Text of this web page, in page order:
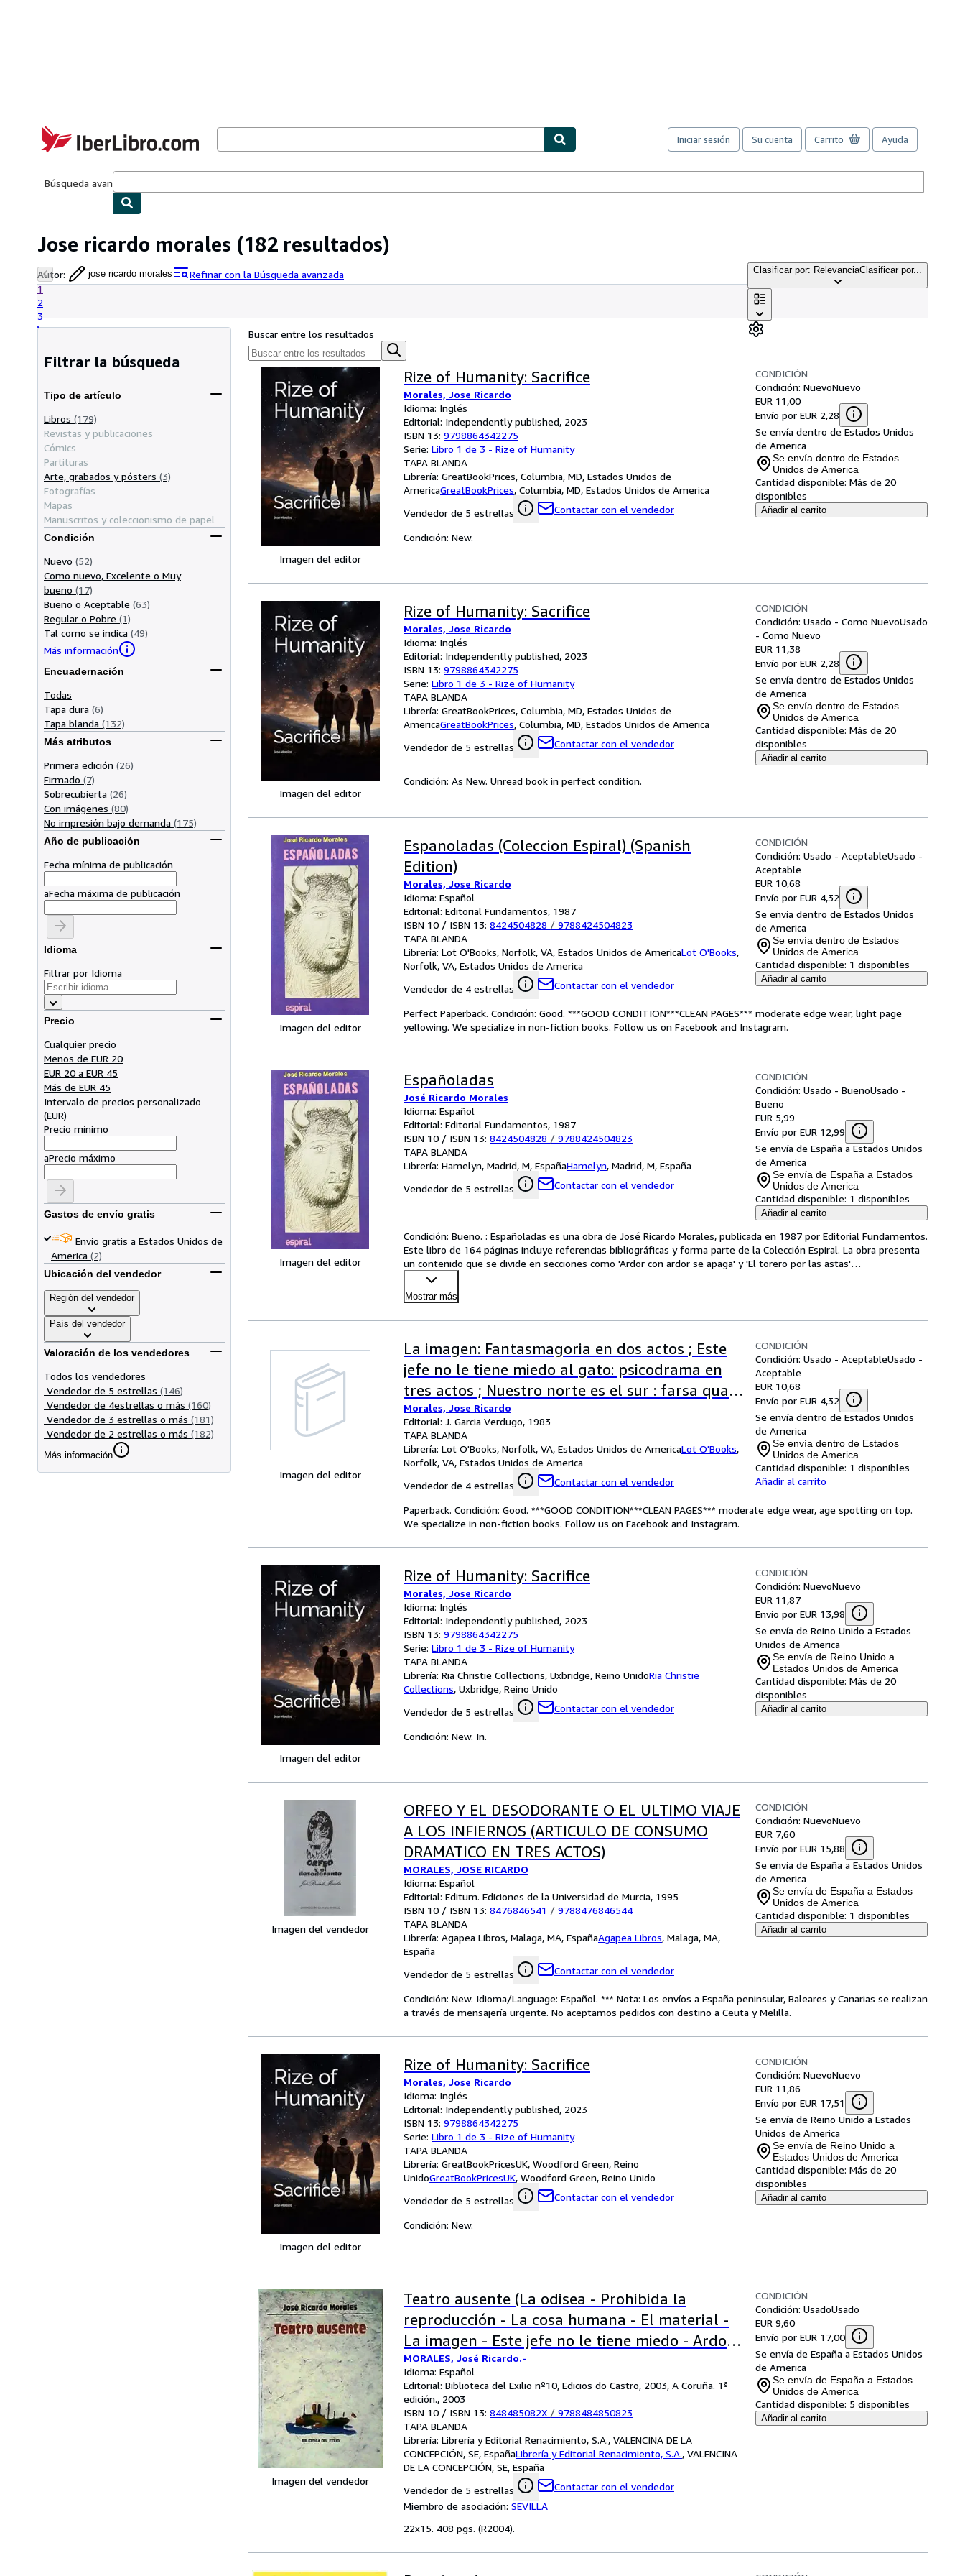
IberLibro.com
Iniciar sesión Su cuenta Carrito Ayuda
Búsqueda avanzada
Jose ricardo morales (182 resultados)
Autor: jose ricardo morales
Refinar con la Búsqueda avanzada
1
2
3
Clasificar por: RelevanciaClasificar por...
Filtrar la búsqueda
Tipo de artículo
Libros (179)
Revistas y publicaciones
Cómics
Partituras
Arte, grabados y pósters (3)
Fotografías
Mapas
Manuscritos y coleccionismo de papel
Condición
Nuevo (52)
Como nuevo, Excelente o Muy
bueno (17)
Bueno o Aceptable (63)
Regular o Pobre (1)
Tal como se indica (49)
Más información
Encuadernación
Todas
Tapa dura (6)
Tapa blanda (132)
Más atributos
Primera edición (26)
Firmado (7)
Sobrecubierta (26)
Con imágenes (80)
No impresión bajo demanda (175)
Año de publicación
Fecha mínima de publicación
aFecha máxima de publicación
Idioma
Filtrar por Idioma
Precio
Cualquier precio
Menos de EUR 20
EUR 20 a EUR 45
Más de EUR 45
Intervalo de precios personalizado
(EUR)
Precio mínimo
aPrecio máximo
Gastos de envío gratis
Envío gratis a Estados Unidos de
America (2)
Ubicación del vendedor
Región del vendedor
País del vendedor
Valoración de los vendedores
Todos los vendedores
Vendedor de 5 estrellas (146)
Vendedor de 4estrellas o más (160)
Vendedor de 3 estrellas o más (181)
Vendedor de 2 estrellas o más (182)
Más información
Buscar entre los resultados
Imagen del editor
Rize of Humanity: Sacrifice
Morales, Jose Ricardo
Idioma: Inglés
Editorial: Independently published, 2023
ISBN 13: 9798864342275
Serie: Libro 1 de 3 - Rize of Humanity
TAPA BLANDA
Librería: GreatBookPrices, Columbia, MD, Estados Unidos de
AmericaGreatBookPrices, Columbia, MD, Estados Unidos de America
Vendedor de 5 estrellas
Contactar con el vendedor
CONDICIÓN
Condición: NuevoNuevo
EUR 11,00
Envío por EUR 2,28
Se envía dentro de Estados Unidos
de America
Se envía dentro de Estados
Unidos de America
Cantidad disponible: Más de 20
disponibles
Añadir al carrito
Condición: New.
Imagen del editor
Rize of Humanity: Sacrifice
Morales, Jose Ricardo
Idioma: Inglés
Editorial: Independently published, 2023
ISBN 13: 9798864342275
Serie: Libro 1 de 3 - Rize of Humanity
TAPA BLANDA
Librería: GreatBookPrices, Columbia, MD, Estados Unidos de
AmericaGreatBookPrices, Columbia, MD, Estados Unidos de America
Vendedor de 5 estrellas
Contactar con el vendedor
CONDICIÓN
Condición: Usado - Como NuevoUsado
- Como Nuevo
EUR 11,38
Envío por EUR 2,28
Se envía dentro de Estados Unidos
de America
Se envía dentro de Estados
Unidos de America
Cantidad disponible: Más de 20
disponibles
Añadir al carrito
Condición: As New. Unread book in perfect condition.
Imagen del editor
Espanoladas (Coleccion Espiral) (Spanish
Edition)
Morales, Jose Ricardo
Idioma: Español
Editorial: Editorial Fundamentos, 1987
ISBN 10 / ISBN 13: 8424504828 / 9788424504823
TAPA BLANDA
Librería: Lot O'Books, Norfolk, VA, Estados Unidos de AmericaLot O'Books,
Norfolk, VA, Estados Unidos de America
Vendedor de 4 estrellas
Contactar con el vendedor
CONDICIÓN
Condición: Usado - AceptableUsado -
Aceptable
EUR 10,68
Envío por EUR 4,32
Se envía dentro de Estados Unidos
de America
Se envía dentro de Estados
Unidos de America
Cantidad disponible: 1 disponibles
Añadir al carrito
Perfect Paperback. Condición: Good. ***GOOD CONDITION***CLEAN PAGES*** moderate edge wear, light page
yellowing. We specialize in non-fiction books. Follow us on Facebook and Instagram.
Imagen del editor
Españoladas
José Ricardo Morales
Idioma: Español
Editorial: Editorial Fundamentos, 1987
ISBN 10 / ISBN 13: 8424504828 / 9788424504823
TAPA BLANDA
Librería: Hamelyn, Madrid, M, EspañaHamelyn, Madrid, M, España
Vendedor de 5 estrellas
Contactar con el vendedor
CONDICIÓN
Condición: Usado - BuenoUsado -
Bueno
EUR 5,99
Envío por EUR 12,99
Se envía de España a Estados Unidos
de America
Se envía de España a Estados
Unidos de America
Cantidad disponible: 1 disponibles
Añadir al carrito
Condición: Bueno. : Españoladas es una obra de José Ricardo Morales, publicada en 1987 por Editorial Fundamentos.
Este libro de 164 páginas incluye referencias bibliográficas y forma parte de la Colección Espiral. La obra presenta
un contenido que se divide en secciones como 'Ardor con ardor se apaga' y 'El torero por las astas'…
Mostrar más
Imagen del editor
La imagen: Fantasmagoria en dos actos ; Este
jefe no le tiene miedo al gato: psicodrama en
tres actos ; Nuestro norte es el sur : farsa quasi
una . Avispa. Coleccion Teatro) (Spanish Edition)
Morales, Jose Ricardo
Editorial: J. Garcia Verdugo, 1983
TAPA BLANDA
Librería: Lot O'Books, Norfolk, VA, Estados Unidos de AmericaLot O'Books,
Norfolk, VA, Estados Unidos de America
Vendedor de 4 estrellas
Contactar con el vendedor
CONDICIÓN
Condición: Usado - AceptableUsado -
Aceptable
EUR 10,68
Envío por EUR 4,32
Se envía dentro de Estados Unidos
de America
Se envía dentro de Estados
Unidos de America
Cantidad disponible: 1 disponibles
Añadir al carrito
Paperback. Condición: Good. ***GOOD CONDITION***CLEAN PAGES*** moderate edge wear, age spotting on top.
We specialize in non-fiction books. Follow us on Facebook and Instagram.
Imagen del editor
Rize of Humanity: Sacrifice
Morales, Jose Ricardo
Idioma: Inglés
Editorial: Independently published, 2023
ISBN 13: 9798864342275
Serie: Libro 1 de 3 - Rize of Humanity
TAPA BLANDA
Librería: Ria Christie Collections, Uxbridge, Reino UnidoRia Christie
Collections, Uxbridge, Reino Unido
Vendedor de 5 estrellas
Contactar con el vendedor
CONDICIÓN
Condición: NuevoNuevo
EUR 11,87
Envío por EUR 13,98
Se envía de Reino Unido a Estados
Unidos de America
Se envía de Reino Unido a
Estados Unidos de America
Cantidad disponible: Más de 20
disponibles
Añadir al carrito
Condición: New. In.
Imagen del vendedor
ORFEO Y EL DESODORANTE O EL ULTIMO VIAJE
A LOS INFIERNOS (ARTICULO DE CONSUMO
DRAMATICO EN TRES ACTOS)
MORALES, JOSE RICARDO
Idioma: Español
Editorial: Editum. Ediciones de la Universidad de Murcia, 1995
ISBN 10 / ISBN 13: 8476846541 / 9788476846544
TAPA BLANDA
Librería: Agapea Libros, Malaga, MA, EspañaAgapea Libros, Malaga, MA,
España
Vendedor de 5 estrellas
Contactar con el vendedor
CONDICIÓN
Condición: NuevoNuevo
EUR 7,60
Envío por EUR 15,88
Se envía de España a Estados Unidos
de America
Se envía de España a Estados
Unidos de America
Cantidad disponible: 1 disponibles
Añadir al carrito
Condición: New. Idioma/Language: Español. *** Nota: Los envíos a España peninsular, Baleares y Canarias se realizan
a través de mensajería urgente. No aceptamos pedidos con destino a Ceuta y Melilla.
Imagen del editor
Rize of Humanity: Sacrifice
Morales, Jose Ricardo
Idioma: Inglés
Editorial: Independently published, 2023
ISBN 13: 9798864342275
Serie: Libro 1 de 3 - Rize of Humanity
TAPA BLANDA
Librería: GreatBookPricesUK, Woodford Green, Reino
UnidoGreatBookPricesUK, Woodford Green, Reino Unido
Vendedor de 5 estrellas
Contactar con el vendedor
CONDICIÓN
Condición: NuevoNuevo
EUR 11,86
Envío por EUR 17,51
Se envía de Reino Unido a Estados
Unidos de America
Se envía de Reino Unido a
Estados Unidos de America
Cantidad disponible: Más de 20
disponibles
Añadir al carrito
Condición: New.
Imagen del vendedor
Teatro ausente (La odisea - Prohibida la
reproducción - La cosa humana - El material -
La imagen - Este jefe no le tiene miedo - Ardor
con ardor se paga - Colón a toda costa) Edición,
prólogo y notas de Claudia Ortego Sanmartín.
MORALES, José Ricardo.-
Idioma: Español
Editorial: Biblioteca del Exilio nº10, Edicios do Castro, 2003, A Coruña. 1ª
edición., 2003
ISBN 10 / ISBN 13: 848485082X / 9788484850823
TAPA BLANDA
Librería: Librería y Editorial Renacimiento, S.A., VALENCINA DE LA
CONCEPCIÓN, SE, EspañaLibrería y Editorial Renacimiento, S.A., VALENCINA
DE LA CONCEPCIÓN, SE, España
Vendedor de 5 estrellas
Contactar con el vendedor
Miembro de asociación: SEVILLA
CONDICIÓN
Condición: UsadoUsado
EUR 9,60
Envío por EUR 17,00
Se envía de España a Estados Unidos
de America
Se envía de España a Estados
Unidos de America
Cantidad disponible: 5 disponibles
Añadir al carrito
22x15. 408 pgs. (R2004).